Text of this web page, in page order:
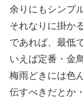
余りにもシンプ
それなりに掛か
であれば、最低
いえば定番・金
梅雨どきには色
伝すべきだとか